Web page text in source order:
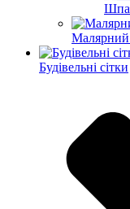
Малярний
Будівельні сітки